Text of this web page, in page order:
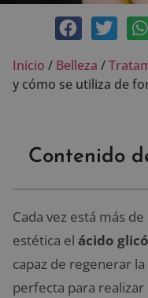
Inicio / Belleza /
y cómo se utiliza de
Contenido
Cada vez está más
estética el ácido
capaz de regenerar
perfecta para